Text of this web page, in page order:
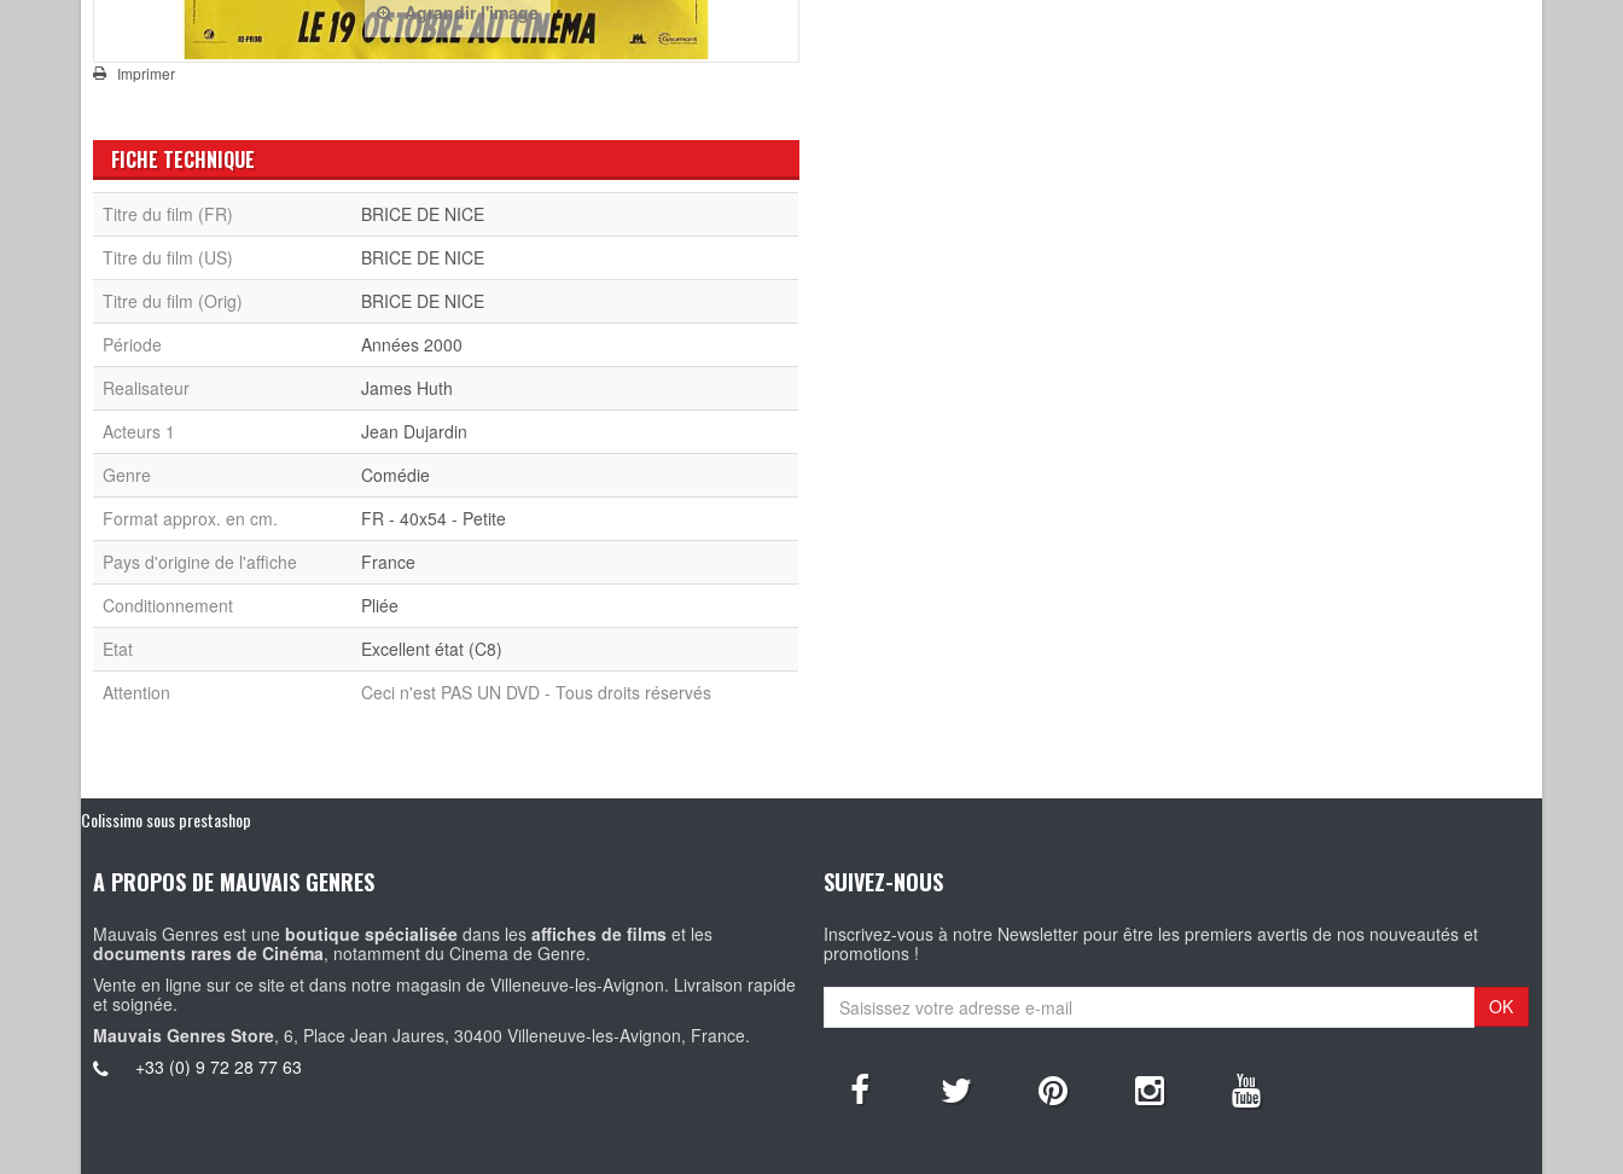
Agrandir l'image
Imprimer
FICHE TECHNIQUE
Titre du film (FR)
BRICE DE NICE
Titre du film (US)
BRICE DE NICE
Titre du film (Orig)
BRICE DE NICE
Période
Années 2000
Realisateur
James Huth
Acteurs 1
Jean Dujardin
Genre
Comédie
Format approx. en cm.
FR - 40x54 - Petite
Pays d'origine de l'affiche
France
Conditionnement
Pliée
Etat
Excellent état (C8)
Attention
Ceci n'est PAS UN DVD - Tous droits réservés
Colissimo sous prestashop
A PROPOS DE MAUVAIS GENRES
Mauvais Genres est uneboutique spécialisée dans lesaffiches de films et les
documents rares de Cinéma, notamment du Cinema de Genre.
Vente en ligne sur ce site et dans notre magasin de Villeneuve-les-Avignon. Livraison rapide
et soignée.
Mauvais Genres Store, 6, Place Jean Jaures, 30400 Villeneuve-les-Avignon, France.
+33 (0) 9 72 28 77 63
SUIVEZ-NOUS
Inscrivez-vous à notre Newsletter pour être les premiers avertis de nos nouveautés et
promotions !
OK